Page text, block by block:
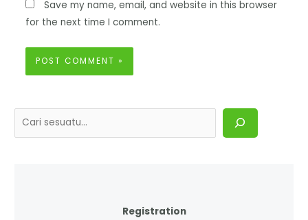
Save my name, email, and website in this browser
for the next time I comment.
Registration